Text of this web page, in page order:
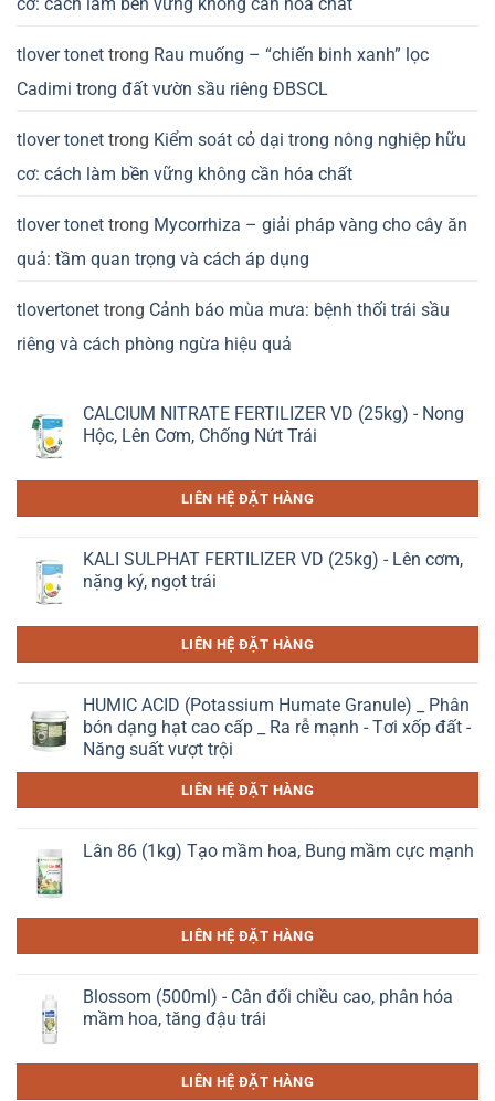
tlover tonet trong Rau muống – “chiến binh xanh” lọc
Cadimi trong đất vườn sầu riêng ĐBSCL
tlover tonet trong Kiểm soát cỏ dại trong nông nghiệp hữu
cơ: cách làm bền vững không cần hóa chất
tlover tonet trong Mycorrhiza – giải pháp vàng cho cây ăn
quả: tầm quan trọng và cách áp dụng
tlovertonet trong Cảnh báo mùa mưa: bệnh thối trái sầu
riêng và cách phòng ngừa hiệu quả
CALCIUM NITRATE FERTILIZER VD (25kg) - Nong
Hộc, Lên Cơm, Chống Nứt Trái
LIÊN HỆ ĐẶT HÀNG
KALI SULPHAT FERTILIZER VD (25kg) - Lên cơm,
nặng ký, ngọt trái
LIÊN HỆ ĐẶT HÀNG
HUMIC ACID (Potassium Humate Granule) _ Phân
bón dạng hạt cao cấp _ Ra rễ mạnh - Tơi xốp đất -
Năng suất vượt trội
LIÊN HỆ ĐẶT HÀNG
Lân 86 (1kg) Tạo mầm hoa, Bung mầm cực mạnh
LIÊN HỆ ĐẶT HÀNG
Blossom (500ml) - Cân đối chiều cao, phân hóa
mầm hoa, tăng đậu trái
LIÊN HỆ ĐẶT HÀNG